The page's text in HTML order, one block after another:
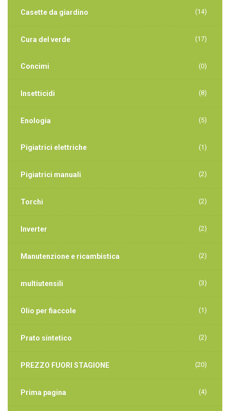
Casette da giardino (14)
Cura del verde (17)
Concimi (0)
Insetticidi (8)
Enologia (5)
Pigiatrici elettriche (1)
Pigiatrici manuali (2)
Torchi (2)
Inverter (2)
Manutenzione e ricambistica (2)
multiutensili (3)
Olio per fiaccole (1)
Prato sintetico (2)
PREZZO FUORI STAGIONE (20)
Prima pagina (4)